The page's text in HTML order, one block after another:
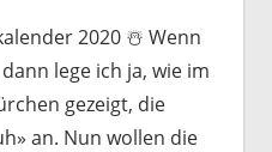
2020 ☃️️ Wenn
lege ich ja, wie im
gezeigt, die
an. Nun wollen die